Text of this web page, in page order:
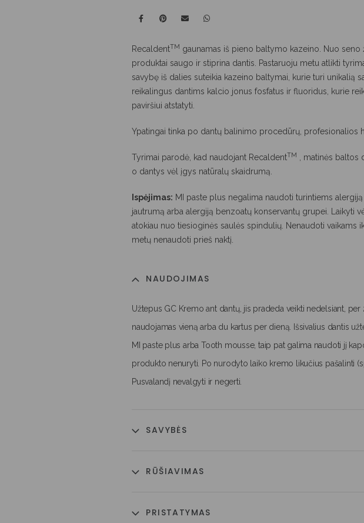
RecaldentTM gaunamas iš pieno baltymo kazeino. Nuo seno
produktai saugo ir stiprina dantis. Pastaruoju metu atlikti
savybę iš dalies suteikia kazeino baltymai, kurie turi unikalią
reikalingus dantims kalcio jonus fosfatus ir fluoridus, kurie
paviršiui atstatyti.
Ypatingai tinka po dantų balinimo procedūrų, profesionalios
Tyrimai parodė, kad naudojant RecaldentTM
, matinės baltos
o dantys vėl įgys natūralų skaidrumą.
Ispėjimas: MI paste plus negalima naudoti turintiems
jautrumą arba alergiją benzoatų konservantų grupei. Laikyti
atokiau nuo tiesioginės saulės spindulių. Nenaudoti vaikams
metų nenaudoti prieš naktį.
NAUDOJIMAS
Užtepus GC Kremo ant dantų, jis pradeda veikti nedelsiant, per
naudojamas vieną arba du kartus per dieną. Išsivalius dantis
MI paste plus arba Tooth mousse, taip pat galima naudoti jį
produkto nenuryti. Po nurodyto laiko kremo likučius pašalinti
Pusvalandį nevalgyti ir negerti.
SAVYBĖS
RŪŠIAVIMAS
PRISTATYMAS